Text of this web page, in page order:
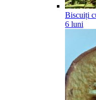
Biscuiți
6 luni